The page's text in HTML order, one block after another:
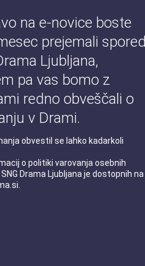
na e-novice boste
prejemali spored
Ljubljana,
pa vas bomo z
redno obveščali o
v Drami.
obvestil se lahko kadarkoli
o politiki varovanja osebnih
Drama Ljubljana je dostopnih na